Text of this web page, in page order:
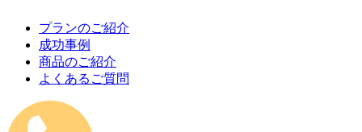
プランのご紹介
成功事例
商品のご紹介
よくあるご質問